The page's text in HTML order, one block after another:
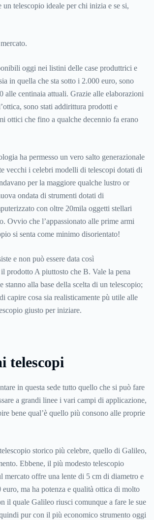
telescopio ideale per chi inizia e se si,
oggi nei listini delle case produttrici e
in quella che sta sotto i 2.000 euro, sono
alle centinaia attuali. Grazie alle elaborazioni
sono stati addirittura prodotti e
ottici che fino a qualche decennio fa erano
ha permesso un vero salto generazionale
vecchi i celebri modelli di telescopi dotati di
per la maggiore qualche lustro or
ondata di strumenti dotati di
con oltre 20mila oggetti stellari
Ovvio che l’appassionato alle prime armi
si senta come minimo disorientato!
e non può essere data così
prodotto A piuttosto che B. Vale la pena
alla base della scelta di un telescopio;
capire cosa sia realisticamente pù utile alle
giusto per iniziare.
telescopi
in questa sede tutto quello che si può fare
a grandi linee i vari campi di applicazione,
bene qual’è quello più consono alle proprie
storico più celebre, quello di Galileo,
Ebbene, il più modesto telescopio
mercato offre una lente di 5 cm di diametro e
ma ha potenza e qualità ottica di molto
il quale Galileo riusci comunque a fare le sue
pur con il più economico strumento oggi